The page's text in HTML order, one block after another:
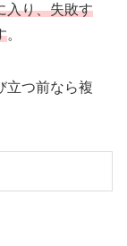
入り、失敗す
。
立つ前なら複